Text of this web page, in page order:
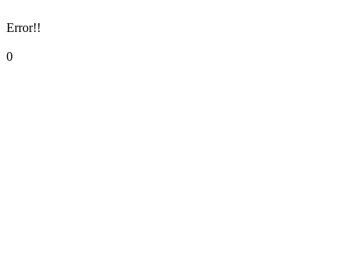
Error!!
0